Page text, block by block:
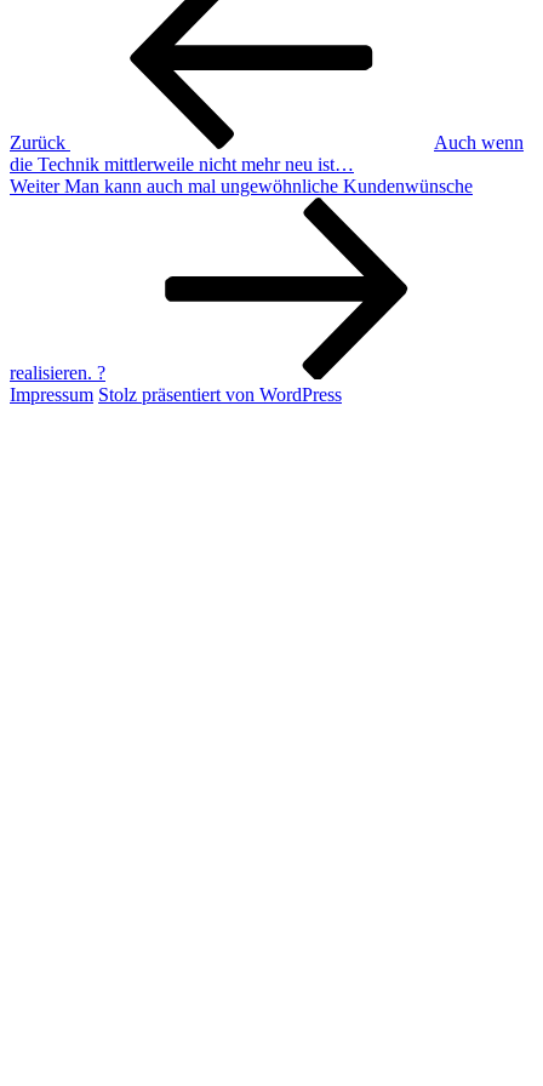
Zurück
Auch wenn
die Technik mittlerweile nicht mehr neu ist…
Nächster
Weiter Man kann auch mal ungewöhnliche Kundenwünsche
realisieren. ?
Impressum Stolz präsentiert von WordPress